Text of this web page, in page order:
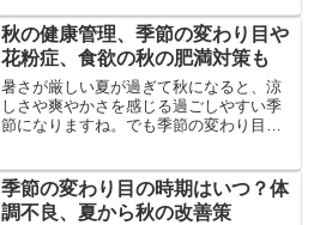
か？そもそもなぜ秋は、食欲の秋と言わ
れるのでしょう？そして...
秋の健康管理、季節の変わり目や
花粉症、食欲の秋の肥満対策も
暑さが厳しい夏が過ぎて秋になると、涼
しさや爽やかさを感じる過ごしやすい季
節になりますね。でも季節の変わり目に
は毎年秋には特有の不調が出たり、食欲
の秋で体重コントロールが...
季節の変わり目の時期はいつ？体
調不良、夏から秋の改善策